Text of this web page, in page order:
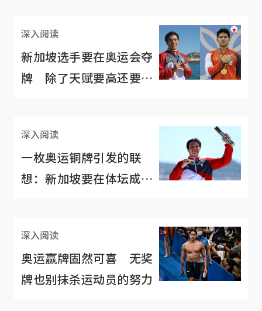
深入阅读
新加坡选手要在奥运会夺
牌 除了天赋要高还要家
深入阅读
一枚奥运铜牌引发的联
想：新加坡要在体坛成
深入阅读
奥运赢牌固然可喜 无奖
牌也别抹杀运动员的努力